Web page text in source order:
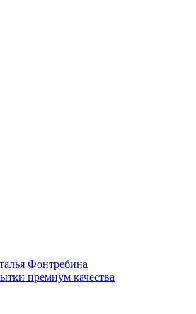
Фонтребина
премиум качества